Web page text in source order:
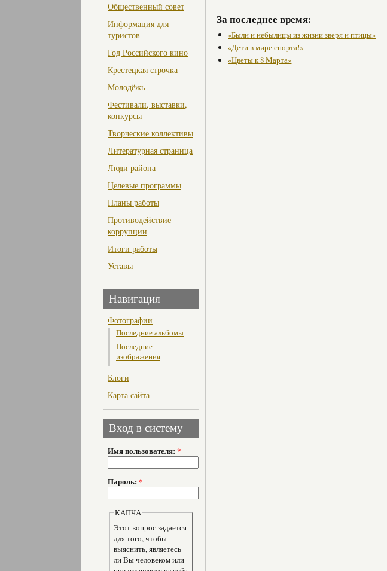
Общественный совет
Информация для
туристов
Год Российского кино
Крестецкая строчка
Молодёжь
Фестивали, выставки,
конкурсы
Творческие коллективы
Литературная страница
Люди района
Целевые программы
Планы работы
Противодействие
коррупции
Итоги работы
Уставы
Навигация
Фотографии
Последние альбомы
Последние
изображения
Блоги
Карта сайта
Вход в систему
Имя пользователя: *
Пароль: *
КАПЧА
Этот вопрос задается
для того, чтобы
выяснить, являетесь
ли Вы человеком или
За последнее время:
«Были и небылицы из жизни зверя и птицы»
«Дети в мире спорта!»
«Цветы к 8 Марта»